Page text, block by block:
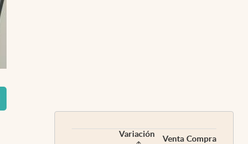
Variación Venta Compra